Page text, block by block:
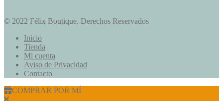
© 2022 Félix Boutique. Derechos Reservados
Inicio
Tienda
Mi cuenta
Aviso de Privacidad
Contacto
COMPRAR POR MÍ